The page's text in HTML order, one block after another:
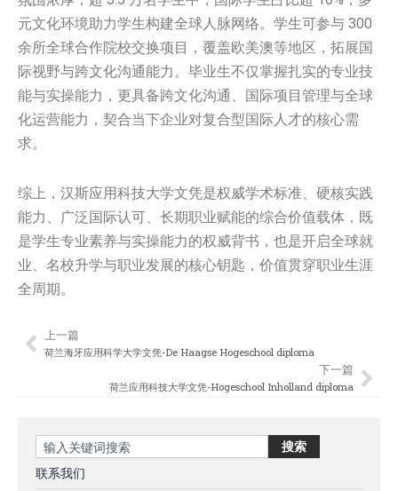
元文化环境助力学生构建全球人脉网络。学生可参与 300
余所全球合作院校交换项目，覆盖欧美澳等地区，拓展国
际视野与跨文化沟通能力。毕业生不仅掌握扎实的专业技
能与实操能力，更具备跨文化沟通、国际项目管理与全球
化运营能力，契合当下企业对复合型国际人才的核心需
求。
综上，汉斯应用科技大学文凭是权威学术标准、硬核实践
能力、广泛国际认可、长期职业赋能的综合价值载体，既
是学生专业素养与实操能力的权威背书，也是开启全球就
业、名校升学与职业发展的核心钥匙，价值贯穿职业生涯
全周期。
Prev
上一篇
荷兰海牙应用科学大学文凭-‌De Haagse Hogeschool‌ diploma
下一篇
荷兰应用科技大学文凭-Hogeschool Inholland diploma
Search 搜索
联系我们